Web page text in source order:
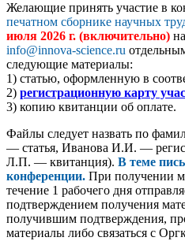
Желающие принять участие в
печатном сборнике научных
июля 2026 г. (включительно)
info@innova-science.ru
следующие материалы:
1) статью, оформленную в
2) регистрационную карту
3) копию квитанции об оплате.
Файлы следует назвать по
— статья, Иванова И.И. —
Л.П. — квитанция). В теме
конференции. При получении
течение 1 рабочего дня
подтверждением получения
получившим подтверждения,
материалы либо связаться с